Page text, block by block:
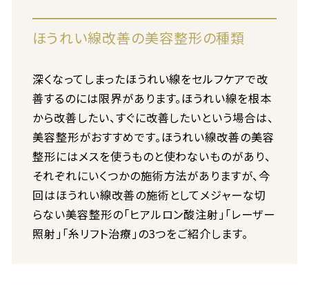
ほうれい線改善の美容整形の種類
深くなってしまったほうれい線をセルフケアで改
善するのには限界があります。ほうれい線を根本
から改善したい、すぐに改善したいという場合は、
美容整形がおすすめです。ほうれい線改善の美容
整形にはメスを使うものと使わないものがあり、
それぞれにいくつかの施術方法がありますが、今
回はほうれい線改善の施術としてメジャーな切
らない美容整形の「ヒアルロン酸注射」「レーザー
照射」「糸リフト治療」の3つをご紹介します。